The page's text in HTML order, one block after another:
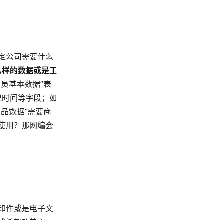
公司需要什么
的数据或是工
基本数据”表
间等字段；如
数据”需要商
用？那网编会
件或是电子文